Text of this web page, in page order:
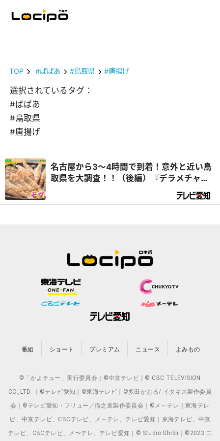
TOP #ばばあ #鳥取県 #唐揚げ
選択されているタグ：
#ばばあ
#鳥取県
#唐揚げ
名古屋から3～4時間で到着！意外と近い鳥
取県を大調査！！（後編）『デラメチャ気
番組 ショート プレミアム ニュース よみもの
©「かよチュー」実行委員会｜©中京テレビ｜© CBC TELEVISION
CO.,LTD. ｜©テレビ愛知｜©東海テレビ｜©多田かおる/ イタキス製作委員
会｜©テレビ愛知・フリュー／徹之進製作委員会｜©メ～テレ｜東海テレ
ビ、中京テレビ、CBCテレビ、メ～テレ、テレビ愛知｜東海テレビ、中京
テレビ、CBCテレビ、メ〜テレ、テレビ愛知｜© Studio Ghibli｜©2023 二